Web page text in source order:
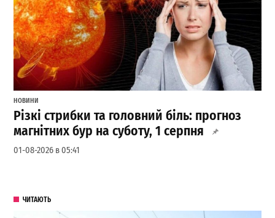
НОВИНИ
Різкі стрибки та головний біль: прогноз
магнітних бур на суботу, 1 серпня
01-08-2026 в 05:41
ЧИТАЮТЬ